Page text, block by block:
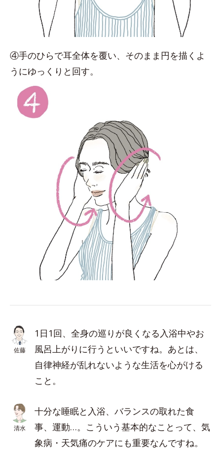
④手のひらで耳全体を覆い、そのまま円を描くよ
うにゆっくりと回す。
佐藤
1日1回、全身の巡りが良くなる入浴中やお
風呂上がりに行うといいですね。あとは、
自律神経が乱れないような生活を心がける
こと。
清水
十分な睡眠と入浴、バランスの取れた食
事、運動…。こういう基本的なことって、気
象病・天気痛のケアにも重要なんですね。